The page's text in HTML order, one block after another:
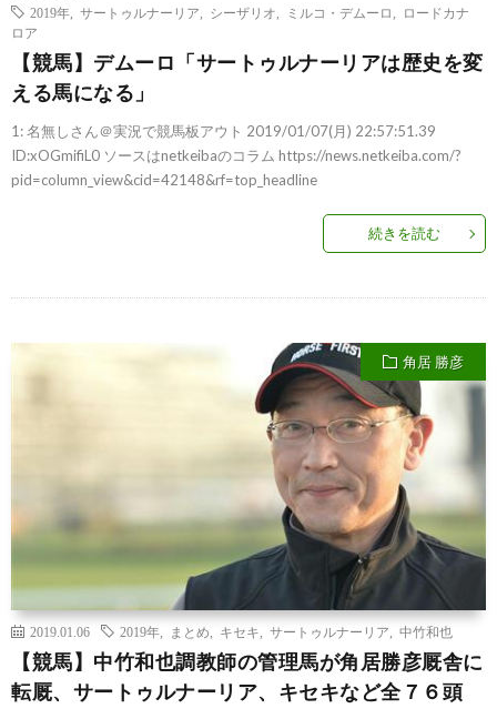
2019年
サートゥルナーリア シーザリオ ミルコ・デムーロ
ロードカナ
ロア
【競馬】デムーロ「サートゥルナーリアは歴史を変
える馬になる」
1: 名無しさん＠実況で競馬板アウト 2019/01/07(月) 22:57:51.39
ID:xOGmifiL0 ソースはnetkeibaのコラム https://news.netkeiba.com/?
pid=column_view&cid=42148&rf=top_headline
続きを読む
角居 勝彦
2019.01.06 2019年 まとめ キセキ サートゥルナーリア 中竹和也
【競馬】中竹和也調教師の管理馬が角居勝彦厩舎に
転厩、サートゥルナーリア、キセキなど全７６頭